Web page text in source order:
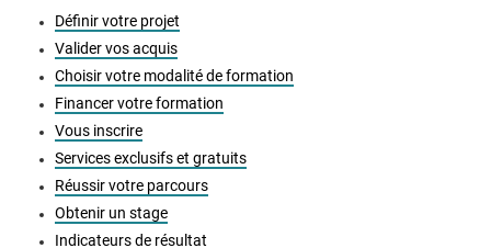
Définir votre projet
Valider vos acquis
Choisir votre modalité de formation
Financer votre formation
Vous inscrire
Services exclusifs et gratuits
Réussir votre parcours
Obtenir un stage
Indicateurs de résultat